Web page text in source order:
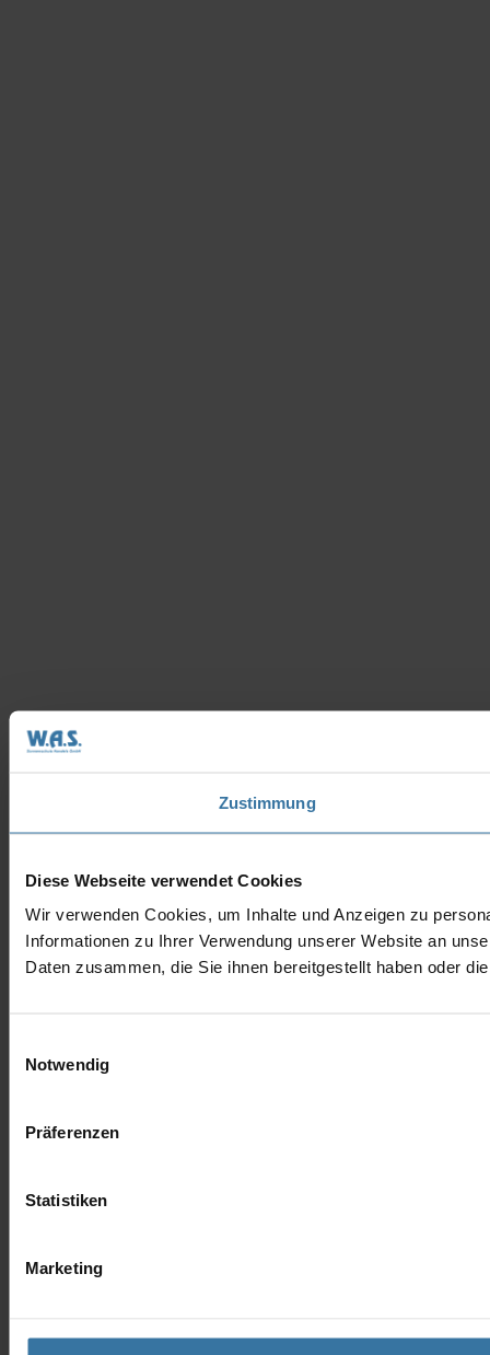
Zustimmung
Diese Webseite verwendet Cookies
Wir verwenden Cookies, um Inhalte und Anzeigen zu
Informationen zu Ihrer Verwendung unserer Website an
Daten zusammen, die Sie ihnen bereitgestellt haben oder
Notwendig
Präferenzen
Statistiken
Marketing